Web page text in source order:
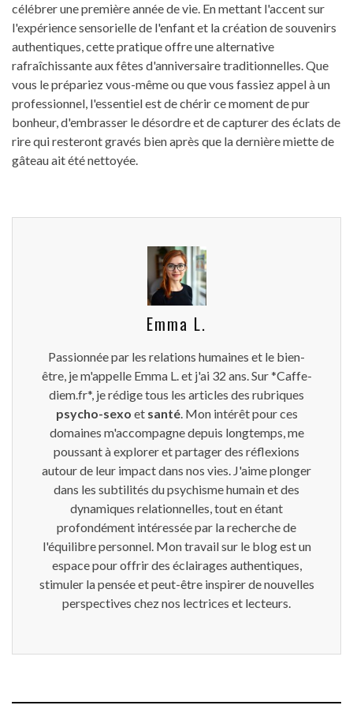
célébrer une première année de vie. En mettant l'accent sur
l'expérience sensorielle de l'enfant et la création de souvenirs
authentiques, cette pratique offre une alternative
rafraîchissante aux fêtes d'anniversaire traditionnelles. Que
vous le prépariez vous-même ou que vous fassiez appel à un
professionnel, l'essentiel est de chérir ce moment de pur
bonheur, d'embrasser le désordre et de capturer des éclats de
rire qui resteront gravés bien après que la dernière miette de
gâteau ait été nettoyée.
Emma L.
Passionnée par les relations humaines et le bien-
être, je m'appelle Emma L. et j'ai 32 ans. Sur *Caffe-
diem.fr*, je rédige tous les articles des rubriques
psycho-sexo et santé. Mon intérêt pour ces
domaines m'accompagne depuis longtemps, me
poussant à explorer et partager des réflexions
autour de leur impact dans nos vies. J'aime plonger
dans les subtilités du psychisme humain et des
dynamiques relationnelles, tout en étant
profondément intéressée par la recherche de
l'équilibre personnel. Mon travail sur le blog est un
espace pour offrir des éclairages authentiques,
stimuler la pensée et peut-être inspirer de nouvelles
perspectives chez nos lectrices et lecteurs.